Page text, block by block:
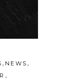
, NEWS ,
,